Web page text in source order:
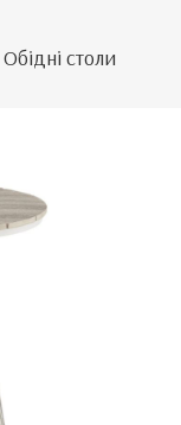
Обідні столи